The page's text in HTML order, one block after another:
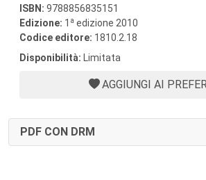
ISBN: 9788856835151
Edizione: 1 a edizione 2010
Codice editore: 1810.2.18
Disponibilità: Limitata
AGGIUNGI AI
PDF CON DRM